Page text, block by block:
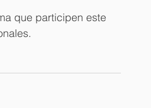
que participen este